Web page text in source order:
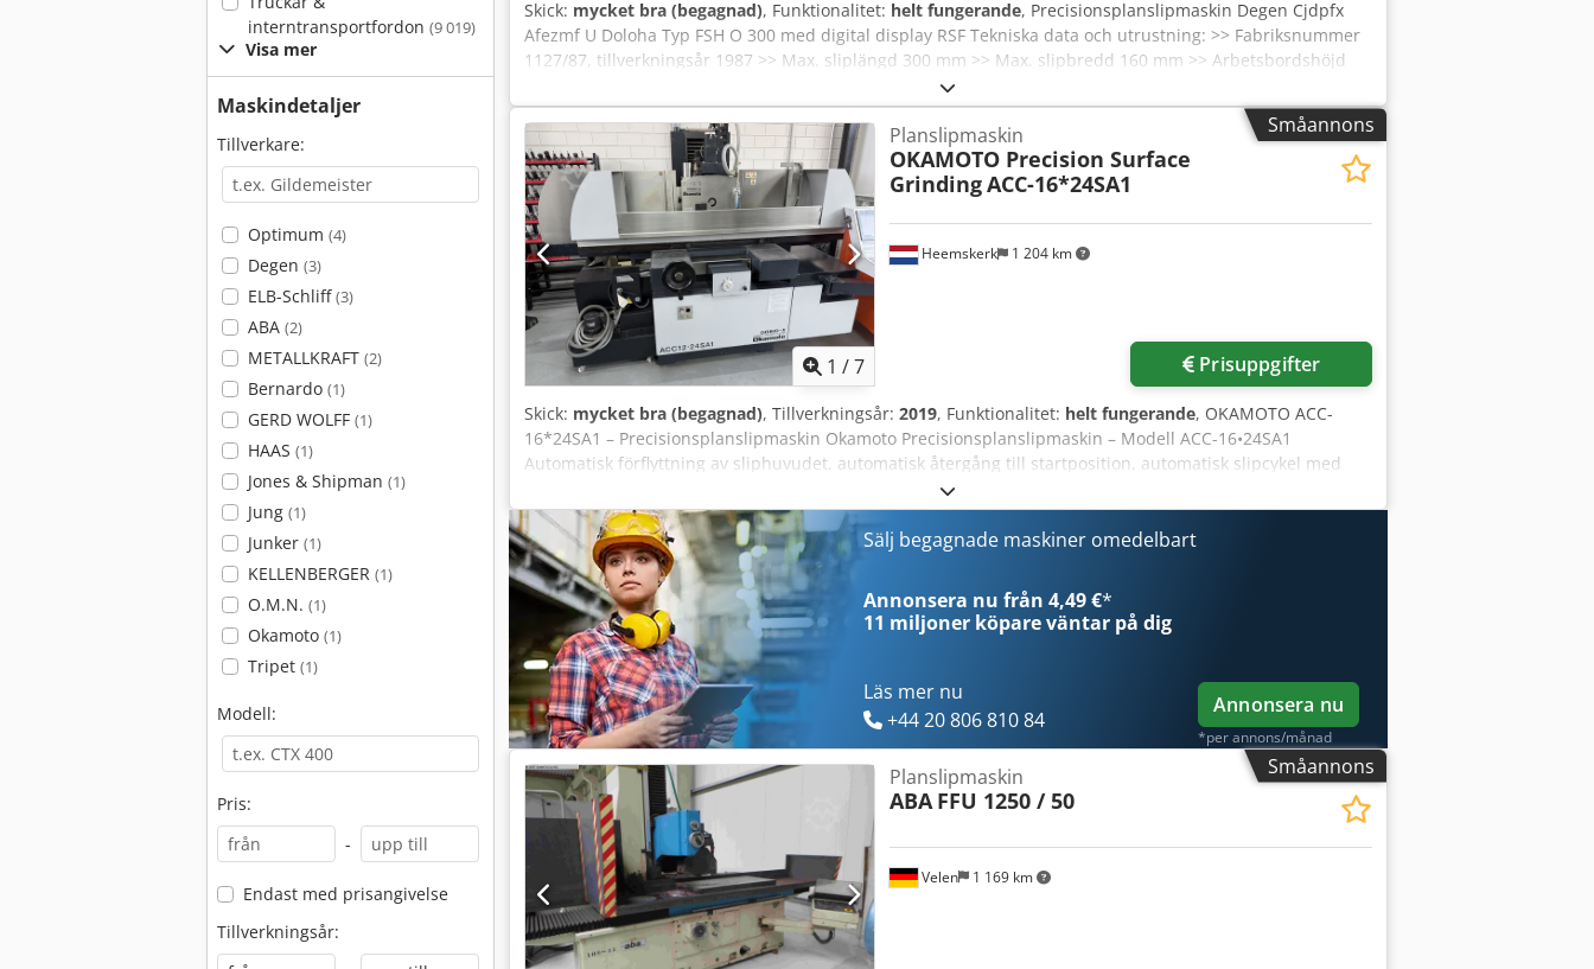
interntransportfordon (9 019)
Visa mer
Maskindetaljer
Tillverkare:
Optimum (4)
Degen (3)
ELB-Schliff(3)
ABA (2)
METALLKRAFT (2)
Bernardo (1)
GERD WOLFF (1)
HAAS (1)
Jones & Shipman (1)
Jung (1)
Junker (1)
KELLENBERGER (1)
O.M.N. (1)
Okamoto (1)
Tripet (1)
Modell:
Pris:
-
Endast med prisangivelse
Tillverkningsår:
Skick: mycket bra (begagnad), Funktionalitet: helt fungerande, Precisionsplanslipmaskin Degen Cjdpfx
Afezmf U Doloha Typ FSH O 300 med digital display RSF Tekniska data och utrustning: >> Fabriksnummer
1127/87, tillverkningsår 1987 >> Max. sliplängd 300 mm >> Max. slipbredd 160 mm >> Arbetsbordshöjd
vid ny/sliten slipskiva 240/290 mm >> Manuell magnetisk spännyta 300 x 150 mm x 80 mm >>
Snabbtravning i matningsriktningen >> Magnetisk spännyta >> Total effektbehov 2,0 kW >>
Utrymmesbehov, längd 1,0 m x bredd 0,9 m x höjd 1,7 m >> Vikt ca 450 kg Om maskinen: Härmed erbjuds
en precisionsplanslipmaskin från den tyska tillverkaren Willy Degen, modell FSH O 300. Den har matning i
2 axlar och manuell justering. En tysk produkt av hög kvalitet, ett absolut topprodukt. Du har möjlighet att
inspektera och testa maskinen på plats under drift.
Småannons
1 /7
Heemskerk 1 204 km
Planslipmaskin
OKAMOTO Precision Surface
GrindingACC-16*24SA1
Prisuppgifter
Skick: mycket bra (begagnad), Tillverkningsår: 2019, Funktionalitet: helt fungerande, OKAMOTO ACC-
16*24SA1 – Precisionsplanslipmaskin Okamoto Precisionsplanslipmaskin – Modell ACC-16•24SA1
Automatisk förflyttning av sliphuvudet, automatisk återgång till startposition, automatisk slipcykel med
justering av slipskivan Slitkompensation, cykel för justering av slipdjup – – – – Slipkapacitet 16” x 24”
Chedpfxezmhkne Afloa Standardtillbehör • Automatisk slipskivejusterare • Pekskärmsdisplay med 10”
skärm Med kompensation, inklusive diamantverktyg • Vertikal och horisontell pulsgivare • Snabb återgång
av sliphuvudet • Programmerbar positionering • Lastmätare för slipskivemotor • 5 hk slipspindelmotor •
Cykel för grovslipning med justering av slipdjup • Slipskydd i rostfritt stål • Valbar metod för grov- eller
finslipning • Nivelleringsskruvar med plattor • Säkerhetspositionering av bordet • Nödvändiga verktyg och
verktygslåda • Stänkskydd i rostfritt stål • Installation och utbildning • Bruksanvisning
Sälj begagnade maskiner omedelbart
Annonsera nu från 4,49 €*
11 miljoner köpareväntar på dig
Läs mer nu
+44 20 806 810 84
Annonsera nu
*per annons/månad
Småannons
Velen 1 169 km
Planslipmaskin
ABA FFU 1250 / 50